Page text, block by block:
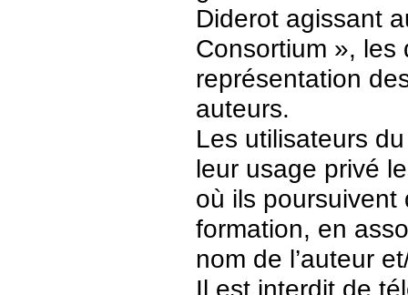
Diderot agissant
Consortium », les
représentation
auteurs.
Les utilisateurs
leur usage privé
où ils
formation, en
nom de l’auteur
Il est interdit de